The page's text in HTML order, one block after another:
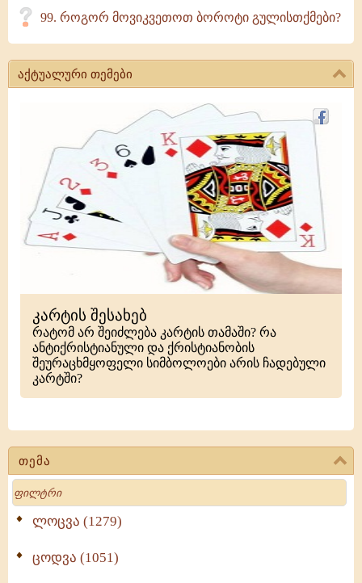
თემა
Search
ლოცვა (1279)
ცოდვა (1051)
99. როგორ მოვიკვეთოთ ბოროტი გულისთქმები?
აქტუალური თემები
კარტის შესახებ
რატომ არ შეიძლება კარტის თამაში? რა
ანტიქრისტიანული და ქრისტიანობის
შეურაცხმყოფელი სიმბოლოები არის ჩადებული
კარტში?